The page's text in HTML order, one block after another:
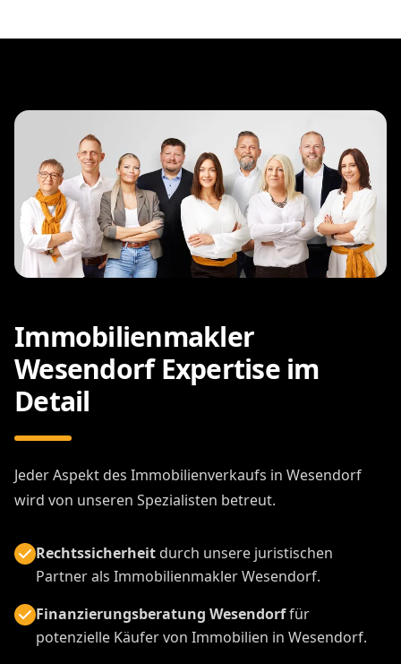
Immobilienmakler
Wesendorf Expertise im
Detail
Jeder Aspekt des Immobilienverkaufs in Wesendorf
wird von unseren Spezialisten betreut.
Rechtssicherheitdurch unsere juristischen
Partner als Immobilienmakler Wesendorf.
Finanzierungsberatung Wesendorffür
potenzielle Käufer von Immobilien in Wesendorf.